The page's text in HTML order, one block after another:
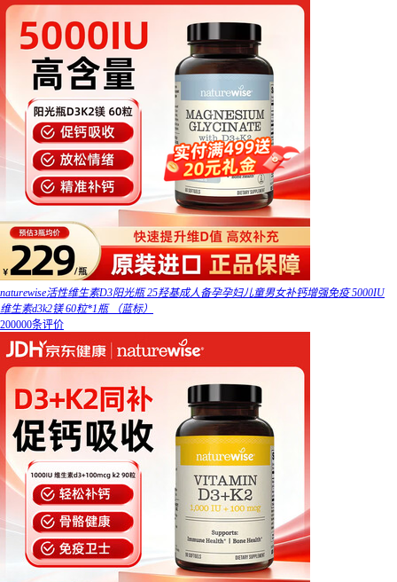
naturewise活性维生素D3阳光瓶 25羟基成人备孕孕妇儿童男女补钙增强免疫 5000IU
维生素d3k2镁 60粒*1瓶 （蓝标）
200000条评价